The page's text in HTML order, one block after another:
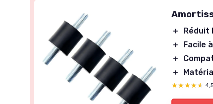
＋ Réduit
＋
Facile
＋
＋
★★★★★
★★★★★